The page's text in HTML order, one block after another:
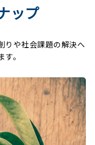
ップ
りや社会課題の解決へ
。